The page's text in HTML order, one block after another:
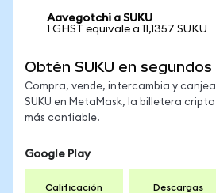
Aavegotchi a SUKU
1 GHST equivale a 11,1357 SUKU
Obtén SUKU en segundos
Compra, vende, intercambia y canjea
SUKU en MetaMask, la billetera cripto
más confiable.
Google Play
Calificación Descargas